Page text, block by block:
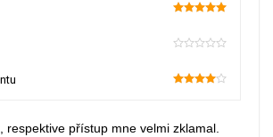
respektive přístup mne velmi zklamal.